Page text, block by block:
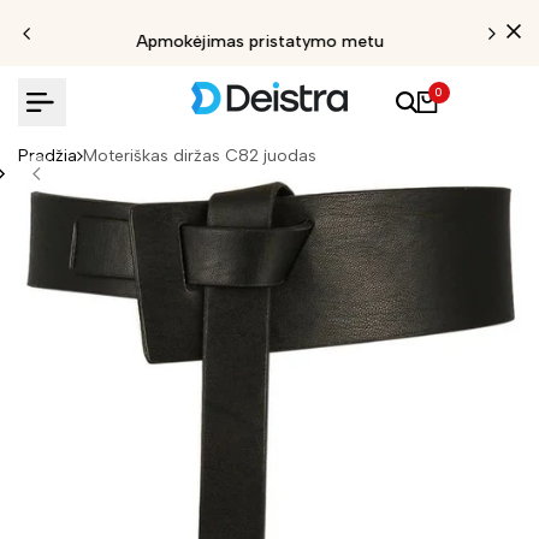
Apmokėjimas pristatymo metu
0
Pradžia Moteriškas diržas C82 juodas